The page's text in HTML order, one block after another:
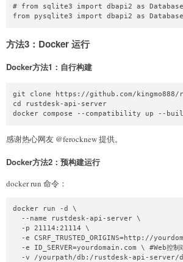
# from sqlite3 import dbapi2 as Database
from pysqlite3 import dbapi2 as
方法3：Docker 运行
Docker方法1：自行构建
git clone https://github.com/
cd rustdesk-api-server
docker compose --compatibility up --
感谢热心网友 @ferocknew 提供。
Docker方法2：预构建运行
docker run 命令：
docker run -d \
  --name rustdesk-api-server \
  -p 21114:21114 \
-e CSRF_TRUSTED_ORIGINS=http://
-e ID_SERVER=yourdomain.com \ #Web控制端
-v /yourpath/db:/rustdesk-api-server/db